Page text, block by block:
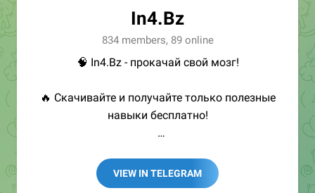
In4.Bz
834 members, 89 online
🧠 In4.Bz - прокачай свой мозг!
🔥 Скачивайте и получайте только полезные
навыки бесплатно!
➖ in4.bz/
➖ https://t.me/in4bz
VIEW IN TELEGRAM